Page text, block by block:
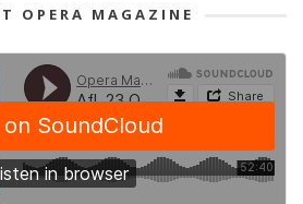
OPERA MAGAZINE